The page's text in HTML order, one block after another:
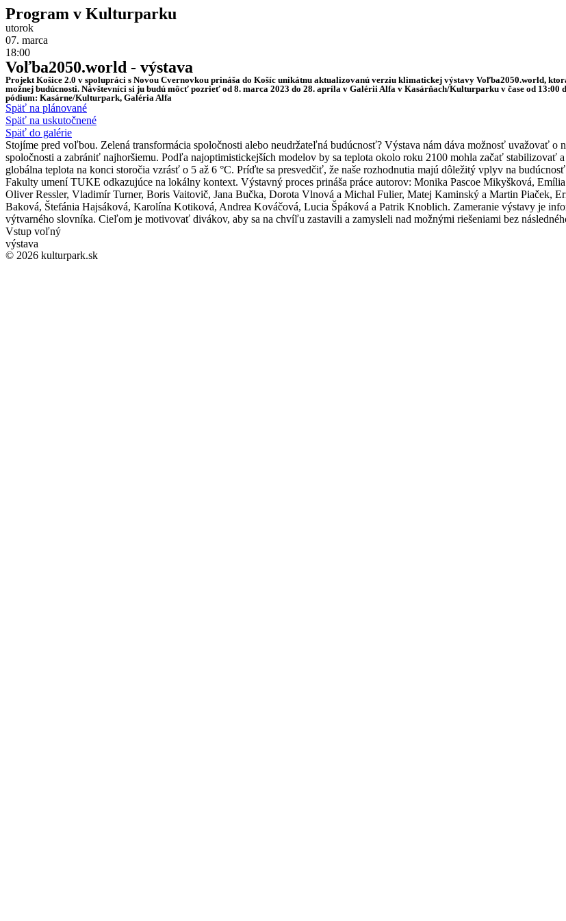
Program v Kulturparku
utorok
07. marca
18:00
Voľba2050.world - výstava
Projekt Košice 2.0 v spolupráci s Novou Cvernovkou prináša do Košíc unikátnu aktualizovanú verziu klimatickej výstavy Voľba2050.world,
možnej budúcnosti. Návštevníci si ju budú môcť pozrieť od 8. marca 2023 do 28. apríla v Galérii Alfa v Kasárňach/Kulturparku v čase od 13:00
pódium: Kasárne/Kulturpark, Galéria Alfa
Späť na plánované
Späť na uskutočnené
Späť do galérie
Stojíme pred voľbou. Zelená transformácia spoločnosti alebo neudržateľná budúcnosť? Výstava nám dáva možnosť uvažovať
spoločnosti a zabrániť najhoršiemu. Podľa najoptimistickejších modelov by sa teplota okolo roku 2100 mohla začať stabilizovať
globálna teplota na konci storočia vzrásť o 5 až 6 °C. Príďte sa presvedčiť, že naše rozhodnutia majú dôležitý vplyv na
Fakulty umení TUKE odkazujúce na lokálny kontext. Výstavný proces prináša práce autorov: Monika Pascoe Mikyšková,
Oliver Ressler, Vladimír Turner, Boris Vaitovič, Jana Bučka, Dorota Vlnová a Michal Fulier, Matej Kaminský a Martin Piaček,
Baková, Štefánia Hajsáková, Karolína Kotiková, Andrea Kováčová, Lucia Špáková a Patrik Knoblich. Zameranie výstavy je
výtvarného slovníka. Cieľom je motivovať divákov, aby sa na chvíľu zastavili a zamysleli nad možnými riešeniami bez
Vstup voľný
výstava
© 2026 kulturpark.sk